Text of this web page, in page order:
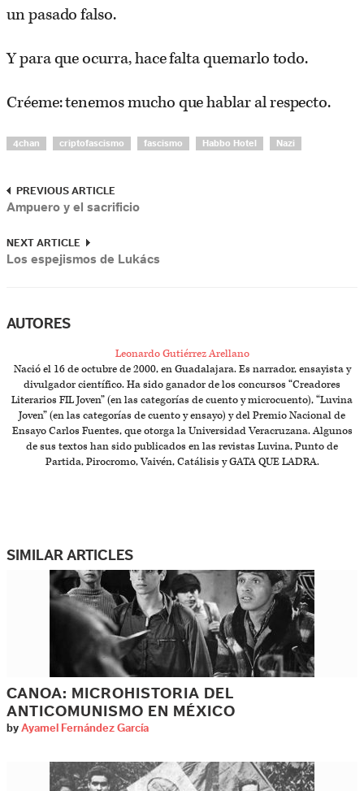
un pasado falso.
Y para que ocurra, hace falta quemarlo todo.
Créeme: tenemos mucho que hablar al respecto.
4chan criptofascismo fascismo Habbo Hotel Nazi
PREVIOUS ARTICLE
Ampuero y el sacrificio
NEXT ARTICLE
Los espejismos de Lukács
AUTORES
Leonardo Gutiérrez Arellano
Nació el 16 de octubre de 2000, en Guadalajara. Es narrador, ensayista y
divulgador científico. Ha sido ganador de los concursos “Creadores
Literarios FIL Joven” (en las categorías de cuento y microcuento), “Luvina
Joven” (en las categorías de cuento y ensayo) y del Premio Nacional de
Ensayo Carlos Fuentes, que otorga la Universidad Veracruzana. Algunos
de sus textos han sido publicados en las revistas Luvina, Punto de
Partida, Pirocromo, Vaivén, Catálisis y GATA QUE LADRA.
SIMILAR ARTICLES
CANOA: MICROHISTORIA DEL
ANTICOMUNISMO EN MÉXICO
by Ayamel Fernández García